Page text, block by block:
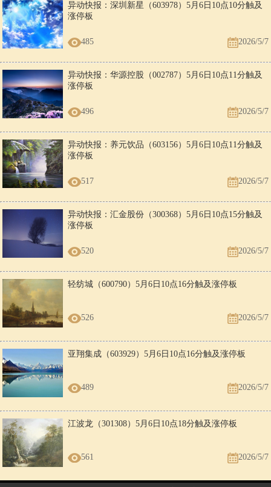
异动快报：深圳新星（603978）5月6日10点10分触及
涨停板
485 2026/5/7
异动快报：华源控股（002787）5月6日10点11分触及
涨停板
496 2026/5/7
异动快报：养元饮品（603156）5月6日10点11分触及
涨停板
517 2026/5/7
异动快报：汇金股份（300368）5月6日10点15分触及
涨停板
520 2026/5/7
轻纺城（600790）5月6日10点16分触及涨停板
526 2026/5/7
亚翔集成（603929）5月6日10点16分触及涨停板
489 2026/5/7
江波龙（301308）5月6日10点18分触及涨停板
561 2026/5/7